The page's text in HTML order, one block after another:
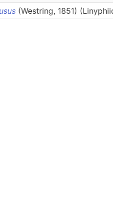
(Westring, 1851)